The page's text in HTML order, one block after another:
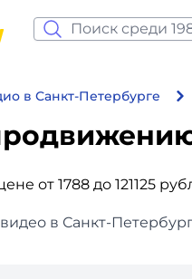
в Санкт-Петербурге
от 1788 до 121125
в Санкт-